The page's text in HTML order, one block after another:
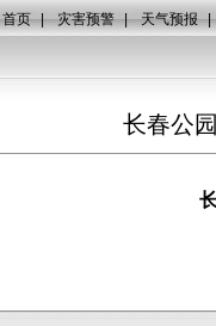
首页 | 灾害预警 | 天气预报 |
长春公